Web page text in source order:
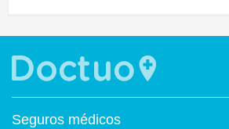
Seguros médicos